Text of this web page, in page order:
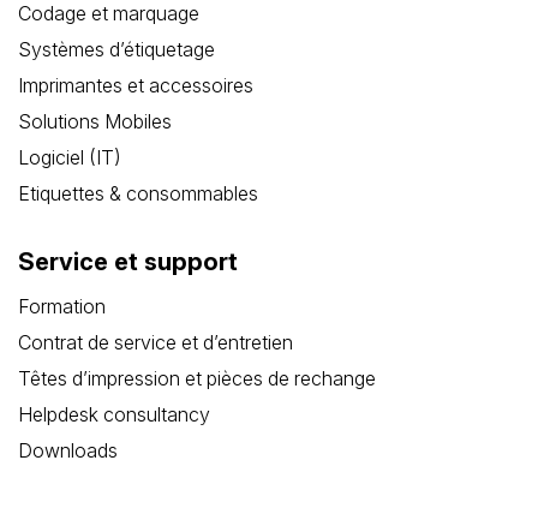
Codage et marquage
Systèmes d’étiquetage
Imprimantes et accessoires
Solutions Mobiles
Logiciel (IT)
Etiquettes & consommables
Service et support
Formation
Contrat de service et d’entretien
Têtes d’impression et pièces de rechange
Helpdesk consultancy
Downloads